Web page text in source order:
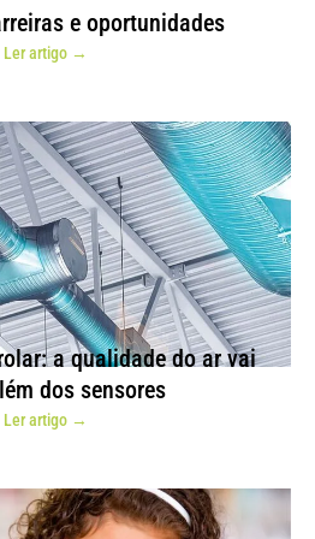
e oportunidades
Ler artigo →
a qualidade do ar vai
dos sensores
Ler artigo →